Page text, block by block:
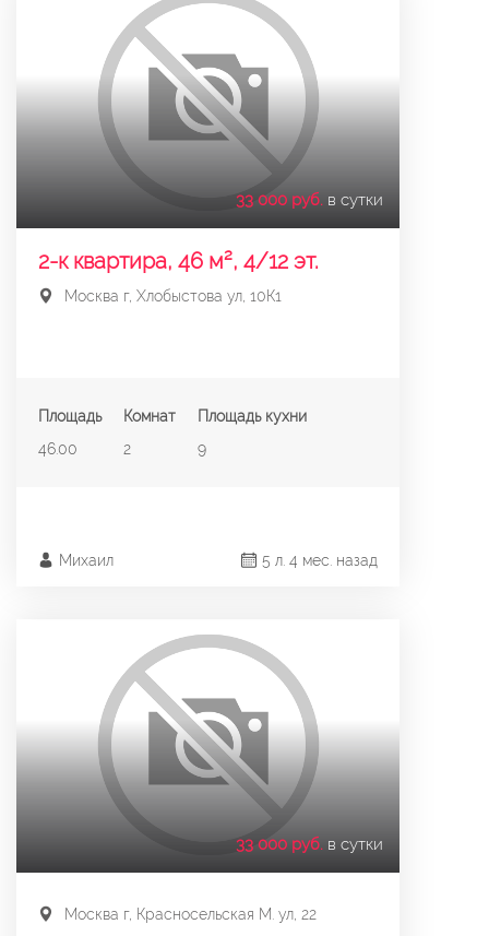
33 000 руб. в сутки
2-к квартира, 46 м², 4/12 эт.
Москва г, Хлобыстова ул, 10К1
Площадь
46.00
Комнат
2
Площадь кухни
9
5 л. 4 мес. назад
Михаил
33 000 руб. в сутки
Москва г, Красносельская М. ул, 22